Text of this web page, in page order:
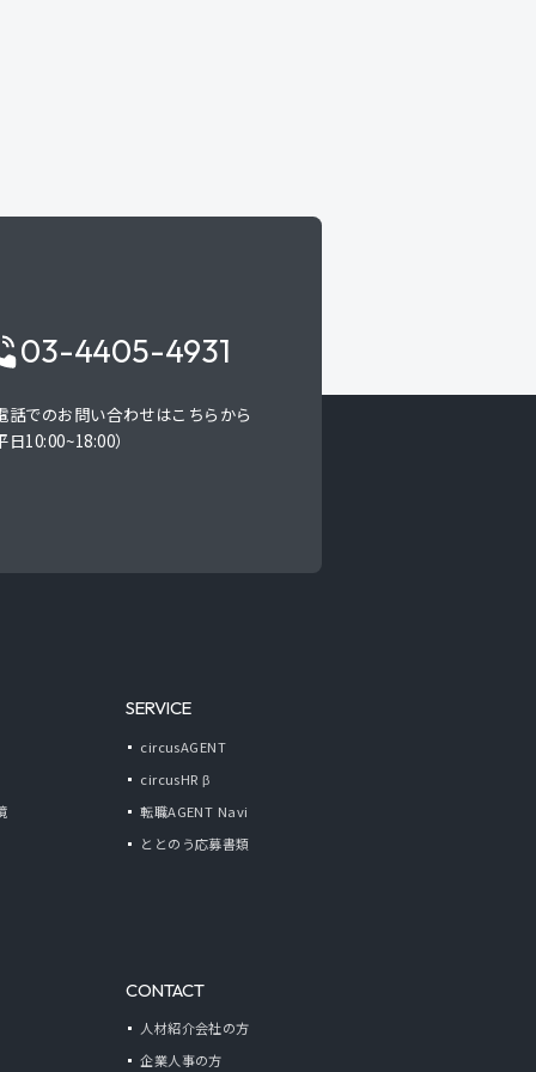
03-4405-4931
話でのお問い合わせはこちらから
日10:00~18:00）
SERVICE
circusAGENT
circusHR β
転職AGENT Navi
ととのう応募書類
CONTACT
人材紹介会社の方
企業人事の方